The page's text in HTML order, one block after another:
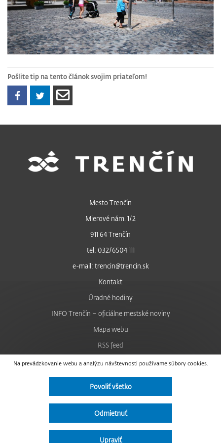
Pošlite tip na tento článok svojim priateľom!
Na prevádzkovanie webu a analýzu návštevnosti používame súbory cookies.
Povoliť všetko
Odmietnuť
Upraviť
Mesto Trenčín
Mierové nám. 1/2
911 64 Trenčín
tel: 032/6504 111
e-mail: trencin@trencin.sk
Kontakt
Úradné hodiny
INFO Trenčín – oficiálne mestské noviny
Mapa webu
RSS feed
Nastavenie cookies
Facebook
Instagram
Vyhlásenie o prístupnosti